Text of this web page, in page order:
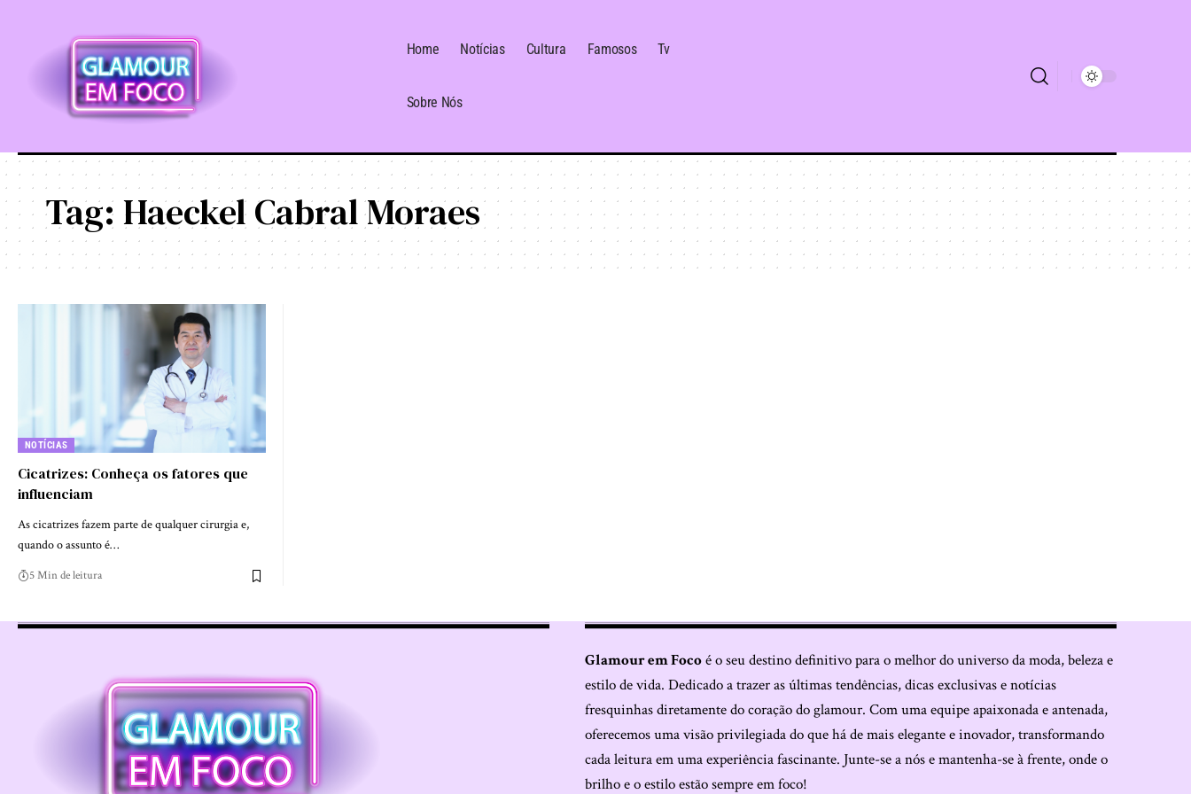
Home Notícias Cultura Famosos Tv
Sobre Nós
Tag: Haeckel Cabral Moraes
NOTÍCIAS
Cicatrizes: Conheça os fatores que
influenciam
As cicatrizes fazem parte de qualquer cirurgia e,
quando o assunto é…
5 Min de leitura
Glamour em Focoé o seu destino definitivo para o melhor do universo da moda, beleza e
estilo de vida. Dedicado a trazer as últimas tendências, dicas exclusivas e notícias
fresquinhas diretamente do coração do glamour. Com uma equipe apaixonada e antenada,
oferecemos uma visão privilegiada do que há de mais elegante e inovador, transformando
cada leitura em uma experiência fascinante. Junte-se a nós e mantenha-se à frente, onde o
brilho e o estilo estão sempre em foco!